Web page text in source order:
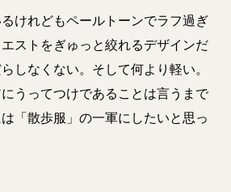
けれどもペールトーンでラフ過ぎ
ストをぎゅっと絞れるデザインだ
しなくない。そして何より軽い。
うってつけであることは言うまで
「散歩服」の一軍にしたいと思っ